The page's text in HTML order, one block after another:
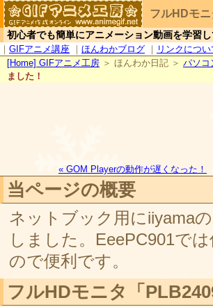
フルHDモ
初心者でも簡単にアニメーション動画を学習
｜ GIFアニメ講座 ｜ ほんわかブログ ｜ リンクについ
[Home] GIFアニメ工房 ＞ ほんわか日記 ＞ パソコ
ました！
« GOM Playerの動作が遅くなった！
当ページの概要
ネットブック用にiiyama
しました。EeePC901で
ので便利です。
フルHDモニタ「